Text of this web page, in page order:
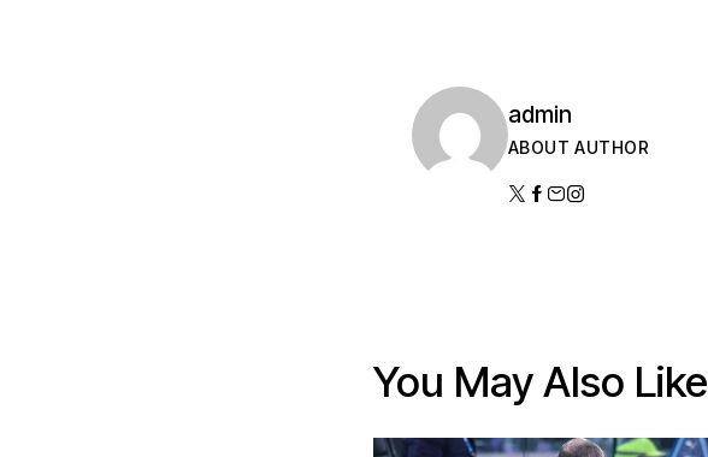
admin
ABOUT AUTHOR
You May Also Like